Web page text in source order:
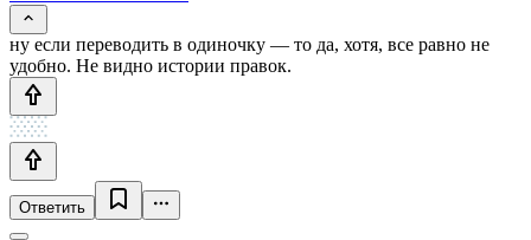
ну если переводить в одиночку — то да, хотя, все равно не
удобно. Не видно истории правок.
Ответить